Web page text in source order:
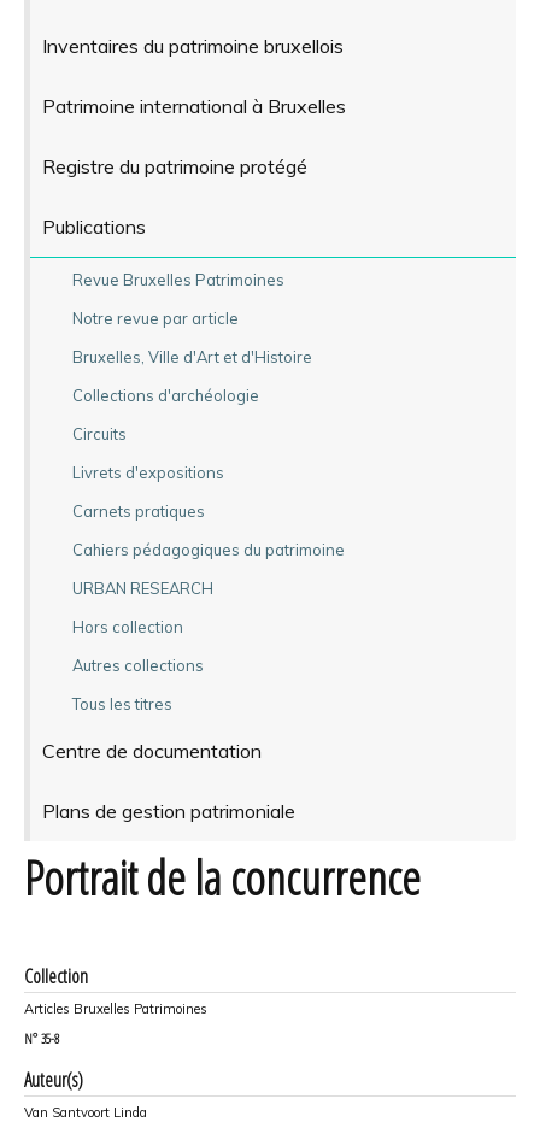
Inventaires du patrimoine bruxellois
Patrimoine international à Bruxelles
Registre du patrimoine protégé
Publications
Revue Bruxelles Patrimoines
Notre revue par article
Bruxelles, Ville d'Art et d'Histoire
Collections d'archéologie
Circuits
Livrets d'expositions
Carnets pratiques
Cahiers pédagogiques du patrimoine
URBAN RESEARCH
Hors collection
Autres collections
Tous les titres
Centre de documentation
Plans de gestion patrimoniale
Portrait de la concurrence
Collection
Articles Bruxelles Patrimoines
N° 35-8
Auteur(s)
Van Santvoort Linda